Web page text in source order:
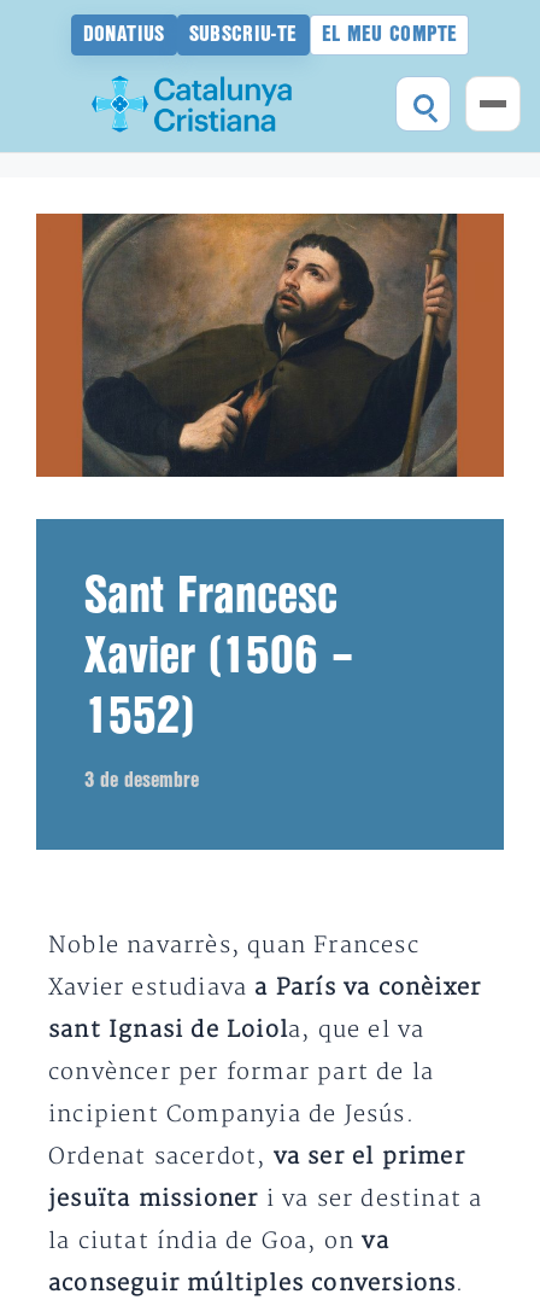
DONATIUS SUBSCRIU-TE EL MEU COMPTE
Sant Francesc
Xavier (1506 –
1552)
3 de desembre
Noble navarrès, quan Francesc
Xavier estudiava a París va conèixer
sant Ignasi de Loiola, que el va
convèncer per formar part de la
incipient Companyia de Jesús.
Ordenat sacerdot, va ser el primer
jesuïta missioner i va ser destinat a
la ciutat índia de Goa, onva
aconseguir múltiples conversions.